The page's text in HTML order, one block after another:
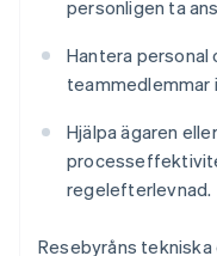
personligen ta
Hantera personal
teammedlemmar
Hjälpa ägaren
regelefterlevnad.
Resebyråns